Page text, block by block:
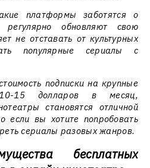
платформы заботятся о
обновляют свою
не отставать от культурных
популярные сериалы с
подписки на крупные
10-15 долларов в месяц,
становятся отличной
если вы хотите попробовать
сериалы разовых жанров.
бесплатных